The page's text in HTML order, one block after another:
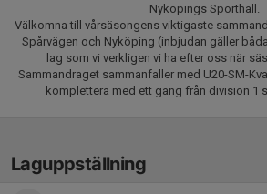
Nyköpings Sporthall.
Välkomna till vårsäsongens viktigaste
Spårvägen och Nyköping (inbjudan gäller
lag som vi verkligen vi ha efter oss när
Sammandraget sammanfaller med U20-SM-
komplettera med ett gäng från division 1
Laguppställning